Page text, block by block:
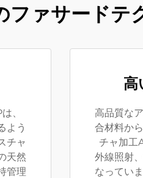
ファサードテ
、
よう
チャ
天然
管理
高
高品質な
合材料か
チャ加工
外線照射
なってい